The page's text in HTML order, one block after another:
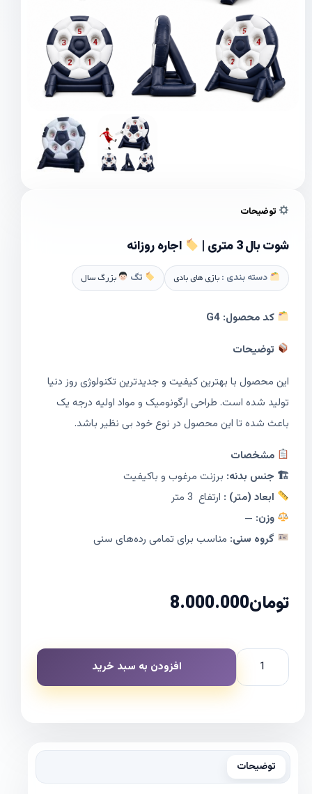
توضیحات
شوت بال 3 متری | اجاره روزانه
دسته بندی : بازی های بادی تگ بزرگ سال
کد محصول: G4
توضیحات
این محصول با بهترین کیفیت و جدیدترین تکنولوژی روز دنیا
تولید شده است. طراحی ارگونومیک و مواد اولیه درجه یک
باعث شده تا این محصول در نوع خود بی نظیر باشد.
مشخصات
🏗 جنس بدنه: برزنت مرغوب و باکیفیت
ابعاد (متر) : ارتفاع 3 متر
وزن: —
گروه سنی: مناسب برای تمامی رده‌های سنی
تومان8.000.000
افزودن به سبد خرید
توضیحات